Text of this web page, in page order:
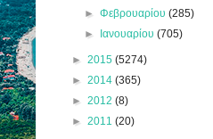
►Φεβρουαρίου(285)
► Ιανουαρίου(705)
► 2015 (5274)
► 2014 (365)
► 2012 (8)
► 2011 (20)